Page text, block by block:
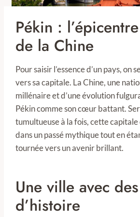
Pékin :
de la Chine
Pour saisir l’essence d’un pays, on
vers sa capitale. La Chine, une
millénaire et d’une évolution
Pékin comme son cœur battant.
tumultueuse à la fois, cette
dans un passé mythique tout en
tournée vers un avenir brillant.
Une ville avec
d’histoire